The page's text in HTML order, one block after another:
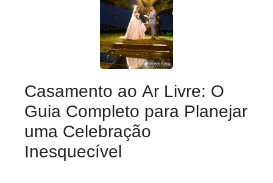
Casamento ao Ar Livre: O
Guia Completo para Planejar
uma Celebração
Inesquecível